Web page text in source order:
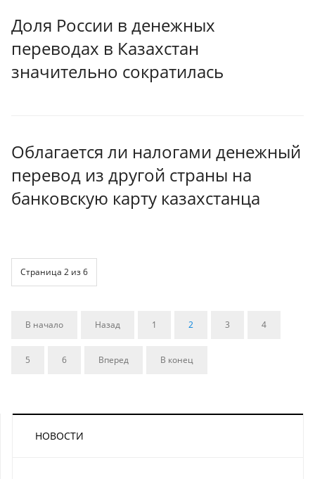
Доля России в денежных
переводах в Казахстан
значительно сократилась
Облагается ли налогами денежный
перевод из другой страны на
банковскую карту казахстанца
Страница 2 из 6
В начало Назад 1 2 3 4
5 6 Вперед В конец
НОВОСТИ